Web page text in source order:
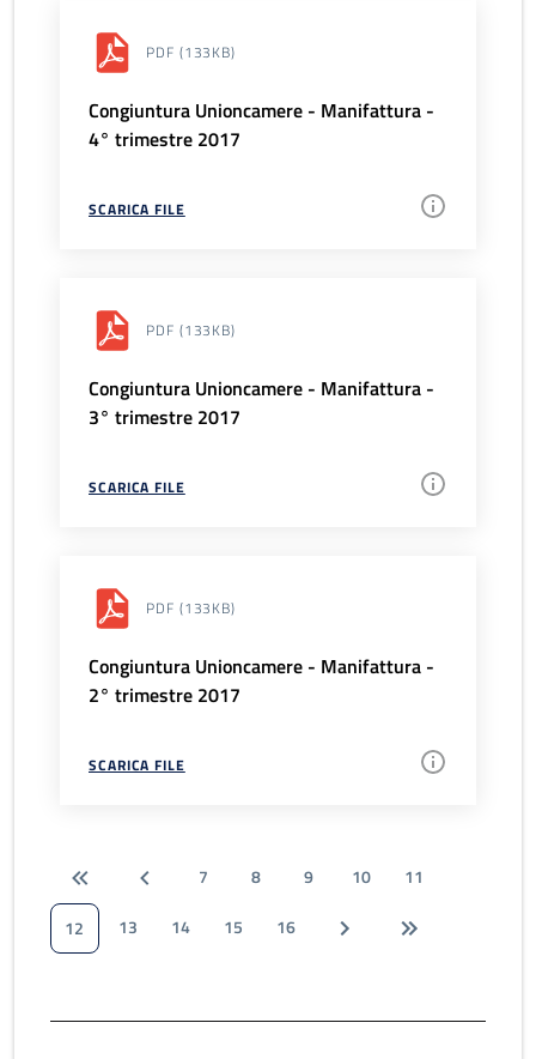
PDF (133KB)
Congiuntura Unioncamere - Manifattura -
4° trimestre 2017
SCARICA FILE
PDF (133KB)
Congiuntura Unioncamere - Manifattura -
3° trimestre 2017
SCARICA FILE
PDF (133KB)
Congiuntura Unioncamere - Manifattura -
2° trimestre 2017
SCARICA FILE
7 8 9 10
11
12
13 14 15 16